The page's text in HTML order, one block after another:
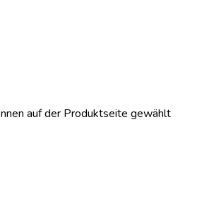
auf der Produktseite gewählt